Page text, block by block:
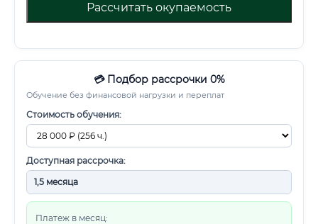
Рассчитать окупаемость
💳 Подбор рассрочки 0%
Обучение без финансовой нагрузки и переплат
Стоимость обучения:
Доступная рассрочка:
Платеж в месяц: